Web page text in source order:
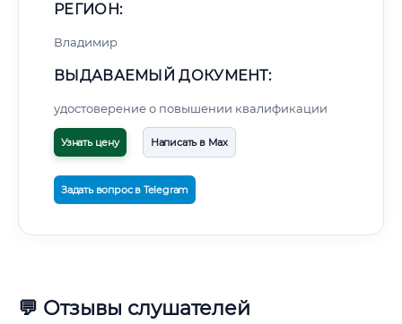
РЕГИОН:
Владимир
ВЫДАВАЕМЫЙ ДОКУМЕНТ:
удостоверение о повышении квалификации
Узнать цену Написать в Max
Задать вопрос в Telegram
💬 Отзывы слушателей